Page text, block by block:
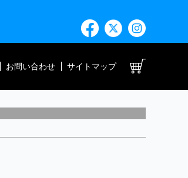
お問い合わせ サイトマップ